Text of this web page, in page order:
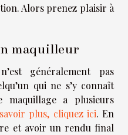
Alors prenez plaisir à
maquilleur
généralement pas
qui ne s’y connaît
maquillage a plusieurs
plus, cliquez ici. En
et avoir un rendu final